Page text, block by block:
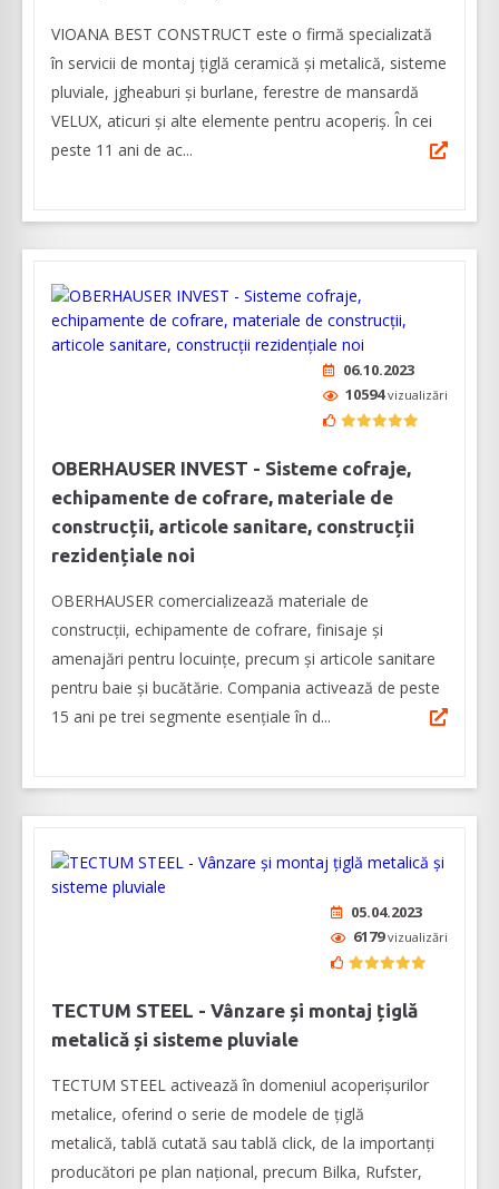
VIOANA BEST CONSTRUCT este o firmă specializată
în servicii de montaj țiglă ceramică și metalică, sisteme
pluviale, jgheaburi și burlane, ferestre de mansardă
VELUX, aticuri și alte elemente pentru acoperiș. În cei
peste 11 ani de ac...
06.10.2023
10594vizualizări
OBERHAUSER INVEST - Sisteme cofraje,
echipamente de cofrare, materiale de
construcții, articole sanitare, construcții
rezidențiale noi
OBERHAUSER comercializează materiale de
construcții, echipamente de cofrare, finisaje și
amenajări pentru locuințe, precum și articole sanitare
pentru baie și bucătărie. Compania activează de peste
15 ani pe trei segmente esențiale în d...
05.04.2023
6179vizualizări
TECTUM STEEL - Vânzare și montaj țiglă
metalică și sisteme pluviale
TECTUM STEEL activează în domeniul acoperișurilor
metalice, oferind o serie de modele de țiglă
metalică, tablă cutată sau tablă click, de la importanți
producători pe plan național, precum Bilka, Rufster,